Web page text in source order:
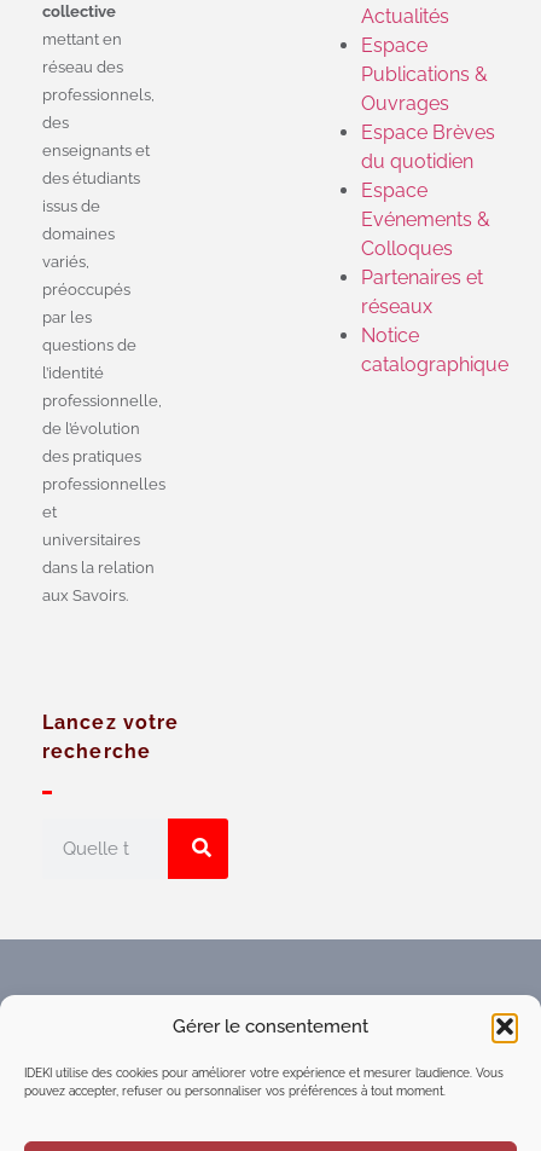
Gérer le consentement
IDEKI utilise des cookies pour améliorer votre expérience et mesurer l’audience. Vous
pouvez accepter, refuser ou personnaliser vos préférences à tout moment.
collective
mettant en
réseau des
professionnels,
des
enseignants et
des étudiants
issus de
domaines
variés,
préoccupés
par les
questions de
l’identité
professionnelle,
de l’évolution
des pratiques
professionnelles
et
universitaires
dans la relation
aux Savoirs.
Actualités
Espace
Publications &
Ouvrages
Espace Brèves
du quotidien
Espace
Evénements &
Colloques
Partenaires et
réseaux
Notice
catalographique
Lancez votre
recherche
numérique d'intelligence
collective du réseau IDEKI